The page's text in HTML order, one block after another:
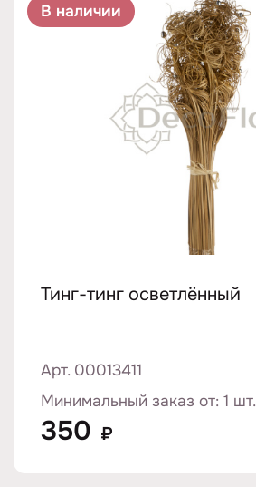
В наличии
Тинг-тинг осветлённый
Арт. 00013411
Минимальный заказ от: 1 шт.
350 ₽